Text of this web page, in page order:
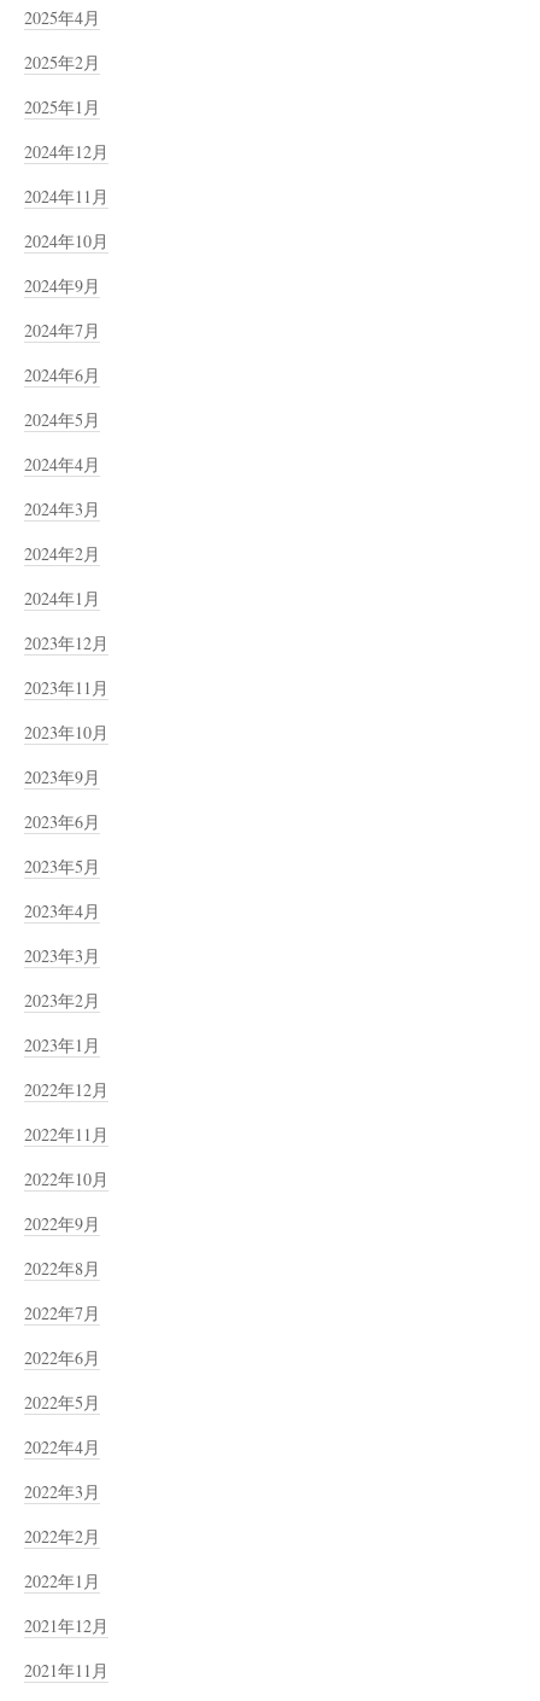
2025年4月
2025年2月
2025年1月
2024年12月
2024年11月
2024年10月
2024年9月
2024年7月
2024年6月
2024年5月
2024年4月
2024年3月
2024年2月
2024年1月
2023年12月
2023年11月
2023年10月
2023年9月
2023年6月
2023年5月
2023年4月
2023年3月
2023年2月
2023年1月
2022年12月
2022年11月
2022年10月
2022年9月
2022年8月
2022年7月
2022年6月
2022年5月
2022年4月
2022年3月
2022年2月
2022年1月
2021年12月
2021年11月